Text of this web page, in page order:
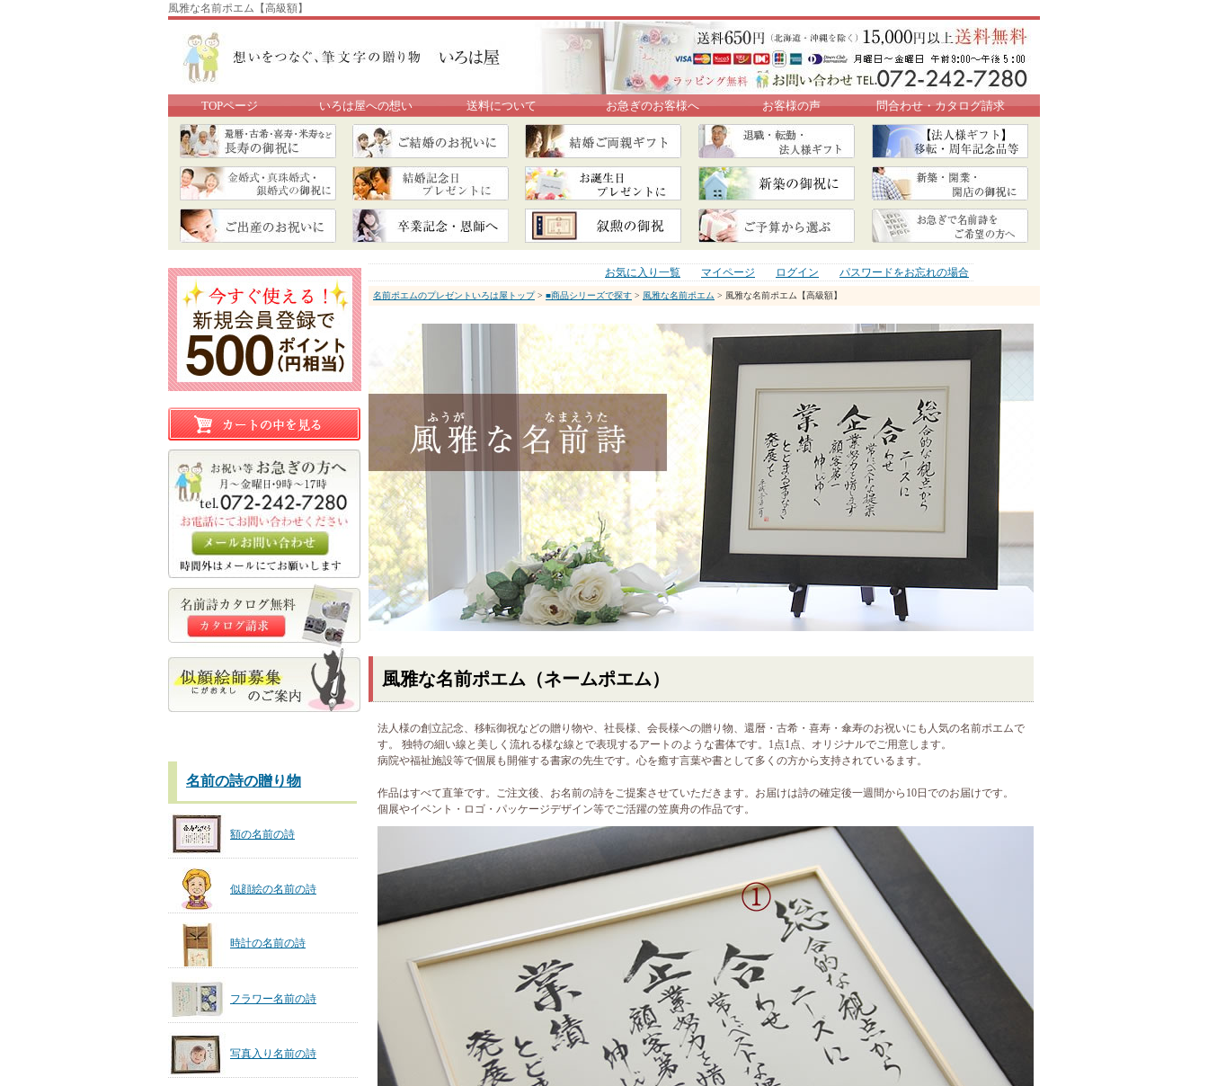
風雅な名前ポエム【高級額】
TOPページ いろは屋への想い 送料について お急ぎのお客様へ お客様の声 問合わせ・カタログ請求
名前の詩の贈り物
額の名前の詩
似顔絵の名前の詩
時計の名前の詩
フラワー名前の詩
写真入り名前の詩
お気に入り一覧 マイページ ログイン パスワードをお忘れの場合
名前ポエムのプレゼントいろは屋トップ> ■商品シリーズで探す > 風雅な名前ポエム > 風雅な名前ポエム【高級額】
風雅な名前ポエム（ネームポエム）
法人様の創立記念、移転御祝などの贈り物や、社長様、会長様への贈り物、還暦・古希・喜寿・傘寿のお祝いにも人気の名前ポエムで
す。 独特の細い線と美しく流れる様な線とで表現するアートのような書体です。1点1点、オリジナルでご用意します。
病院や福祉施設等で個展も開催する書家の先生です。心を癒す言葉や書として多くの方から支持されているます。
作品はすべて直筆です。ご注文後、お名前の詩をご提案させていただきます。お届けは詩の確定後一週間から10日でのお届けです。
個展やイベント・ロゴ・パッケージデザイン等でご活躍の笠廣舟の作品です。